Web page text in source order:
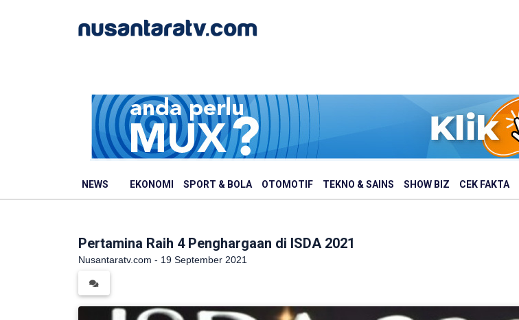
NEWS EKONOMI SPORT & BOLA OTOMOTIF TEKNO & SAINS SHOW BIZ CEK FAKTA
Pertamina Raih 4 Penghargaan di ISDA 2021
Nusantaratv.com - 19 September 2021